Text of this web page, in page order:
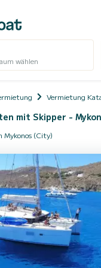
wählen
Vermietung
mit Skipper -
Mykonos (City)